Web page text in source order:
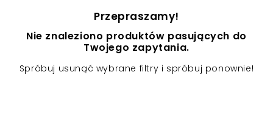
Przepraszamy!
Nie znaleziono produktów pasujących do
Twojego zapytania.
Spróbuj usunąć wybrane filtry i spróbuj ponownie!